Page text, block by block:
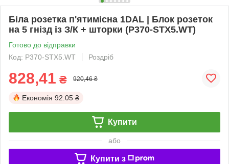
Біла розетка п'ятимісна 1DAL | Блок розеток
на 5 гнізд із З/К + шторки (P370-STX5.WT)
Готово до відправки
Код: P370-STX5.WT
Роздріб
828,41 ₴ 920,46 ₴
Економія 92.05 ₴
Купити
або
Купити з